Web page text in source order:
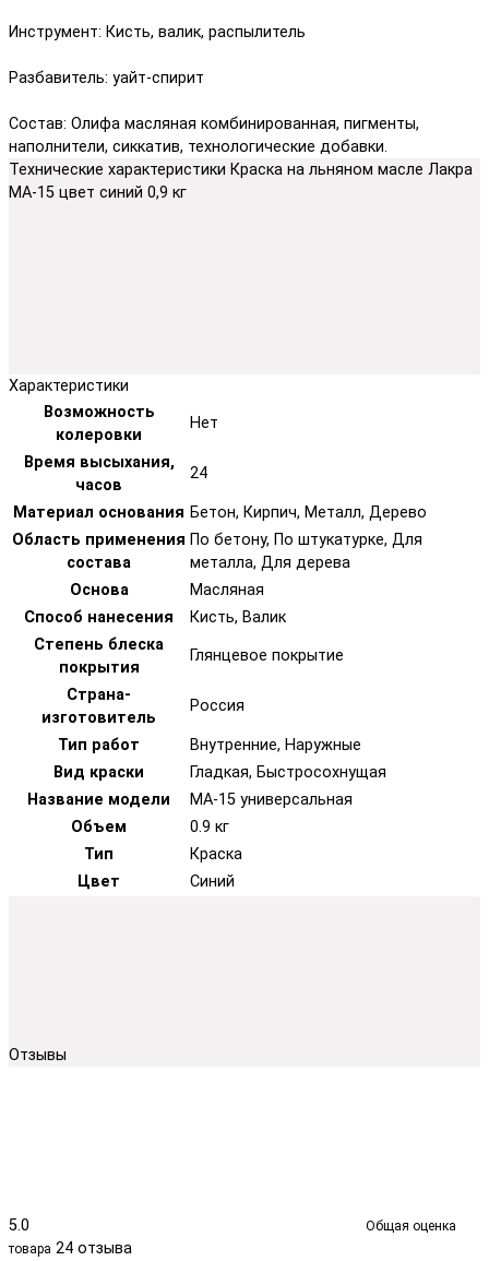
Инструмент: Кисть, валик, распылитель
Разбавитель: уайт-спирит
Состав: Олифа масляная комбинированная, пигменты,
наполнители, сиккатив, технологические добавки.
Технические характеристики Краска на льняном масле Лакра
МА-15 цвет синий 0,9 кг
Характеристики
Возможность
колеровки
Нет
Время высыхания,
часов
24
Материал основания Бетон, Кирпич, Металл, Дерево
Область применения
состава
По бетону, По штукатурке, Для
металла, Для дерева
Основа
Масляная
Способ нанесения
Кисть, Валик
Степень блеска
покрытия
Глянцевое покрытие
Страна-
изготовитель
Россия
Тип работ
Внутренние, Наружные
Вид краски
Гладкая, Быстросохнущая
Название модели
МА-15 универсальная
Объем
0.9 кг
Тип
Краска
Цвет
Синий
Отзывы
5.0
Общая оценка
товара 24 отзыва